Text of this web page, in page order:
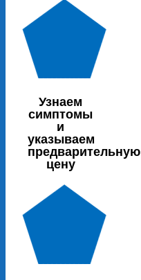
Узнаем
симптомы
и
указываем
предварительную
цену